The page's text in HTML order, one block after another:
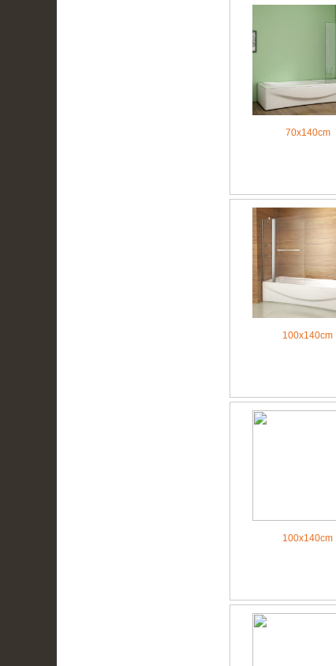
70x140cm
100x140cm
100x140cm